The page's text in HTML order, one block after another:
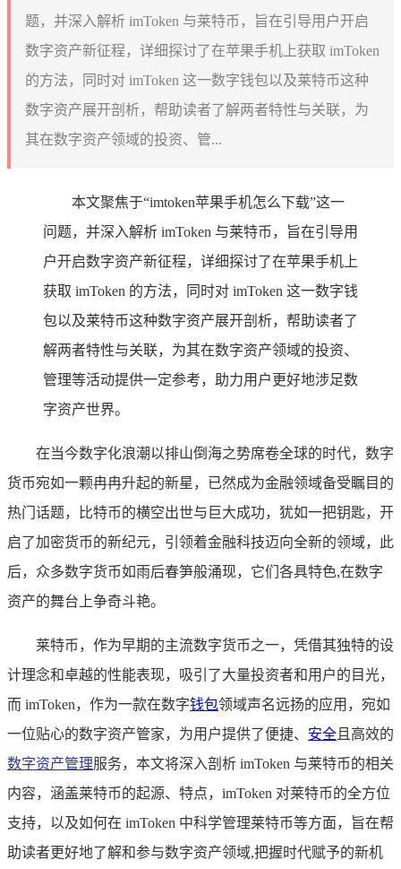
题，并深入解析 imToken 与莱特币，旨在引导用户开启
数字资产新征程，详细探讨了在苹果手机上获取 imToken
的方法，同时对 imToken 这一数字钱包以及莱特币这种
数字资产展开剖析，帮助读者了解两者特性与关联，为
其在数字资产领域的投资、管...
本文聚焦于“imtoken苹果手机怎么下载”这一
问题，并深入解析 imToken 与莱特币，旨在引导用
户开启数字资产新征程，详细探讨了在苹果手机上
获取 imToken 的方法，同时对 imToken 这一数字钱
包以及莱特币这种数字资产展开剖析，帮助读者了
解两者特性与关联，为其在数字资产领域的投资、
管理等活动提供一定参考，助力用户更好地涉足数
字资产世界。
在当今数字化浪潮以排山倒海之势席卷全球的时代，数字
货币宛如一颗冉冉升起的新星，已然成为金融领域备受瞩目的
热门话题，比特币的横空出世与巨大成功，犹如一把钥匙，开
启了加密货币的新纪元，引领着金融科技迈向全新的领域，此
后，众多数字货币如雨后春笋般涌现，它们各具特色,在数字
资产的舞台上争奇斗艳。
莱特币，作为早期的主流数字货币之一，凭借其独特的设
计理念和卓越的性能表现，吸引了大量投资者和用户的目光，
而 imToken，作为一款在数字钱包领域声名远扬的应用，宛如
一位贴心的数字资产管家，为用户提供了便捷、 安全 且高效的
数字资产管理服务，本文将深入剖析 imToken 与莱特币的相关
内容，涵盖莱特币的起源、特点，imToken 对莱特币的全方位
支持，以及如何在 imToken 中科学管理莱特币等方面，旨在帮
助读者更好地了解和参与数字资产领域,把握时代赋予的新机